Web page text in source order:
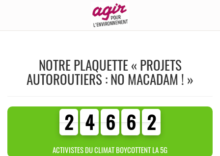
NOTRE PLAQUETTE « PROJETS
AUTOROUTIERS : NO MACADAM ! »
2
2 4
3
4 6
0
6 6
4
6 2
0
2
ACTIVISTES DU CLIMAT BOYCOTTENT LA 5G